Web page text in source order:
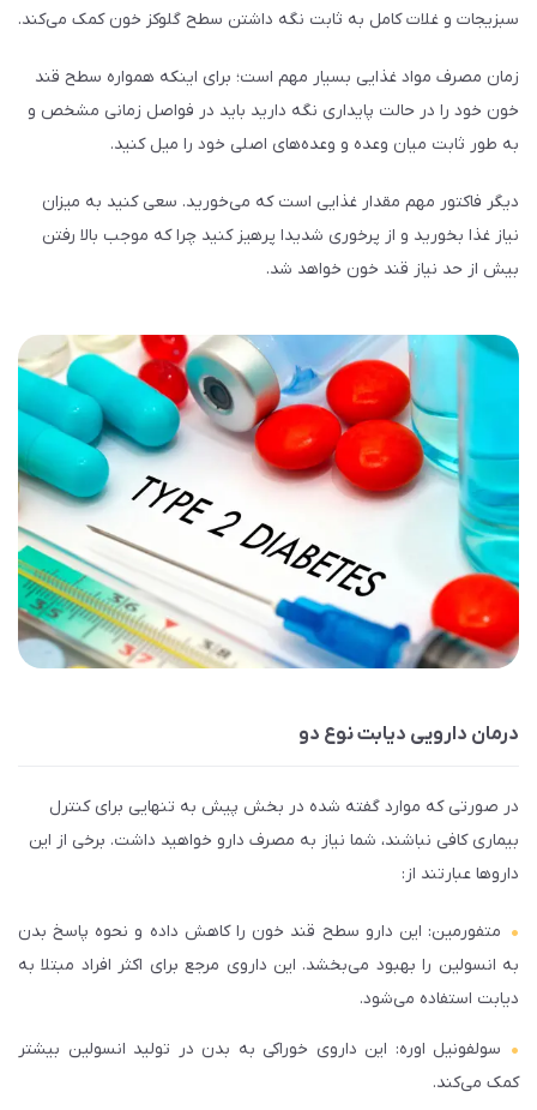
سبزیجات و غلات کامل به ثابت نگه داشتن سطح گلوکز خون کمک می‌کند.
زمان مصرف مواد غذایی بسیار مهم است؛ برای اینکه همواره سطح قند
خون خود را در حالت پایداری نگه دارید باید در فواصل زمانی مشخص و
به طور ثابت میان وعده و وعده‌های اصلی خود را میل کنید.
دیگر فاکتور مهم مقدار غذایی است که می‌خورید. سعی کنید به میزان
نیاز غذا بخورید و از پرخوری شدیدا پرهیز کنید چرا که موجب بالا رفتن
بیش از حد نیاز قند خون خواهد شد.
درمان دارویی دیابت نوع دو
در صورتی که موارد گفته شده در بخش پیش به تنهایی برای کنترل
بیماری کافی نباشند، شما نیاز به مصرف دارو خواهید داشت. برخی از این
دارو‌ها عبارتند از:
متفورمین: این دارو سطح قند خون را کاهش داده و نحوه پاسخ بدن
به انسولین را بهبود می‌بخشد. این داروی مرجع برای اکثر افراد مبتلا به
دیابت استفاده می‌شود.
سولفونیل اوره: این داروی خوراکی به بدن در تولید انسولین بیشتر
کمک می‌کند.